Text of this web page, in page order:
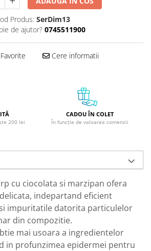
produse)
(5 produse)
(98
(15
(13
Igienica
Produs: SerDim13
de ajutor? 0745511900
Cere informatii
200 lei
CADOU ÎN COLET
În funcție de valoarea comenzii
cu ciocolata si marzipan ofera
indepartand eficient
impuritatile datorita particulelor
din compozitie.
mai usoara a ingredientelor
in profunzimea epidermei pentru